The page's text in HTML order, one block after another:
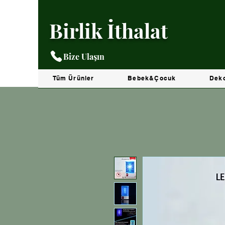
Birlik İthalat
Bize Ulaşın
Tüm Ürünler Bebek&Çocuk